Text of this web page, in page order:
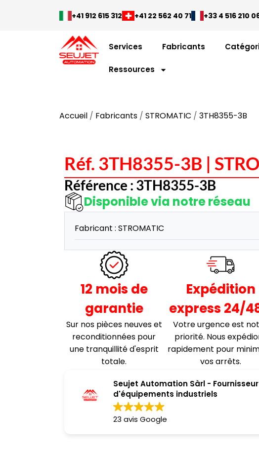
+41 912 615 312 +41 22 562 40 71 +33 4 516 210
Services Fabricants
Ressources
Accueil / Fabricants / STROMATIC / 3TH8355-3B
Réf. 3TH8355-3B |
Référence : 3TH8355-3B
Disponible via notre réseau
Fabricant : STROMATIC
12 mois de
garantie
Sur nos pièces neuves et
reconditionnées pour
une tranquillité d'esprit
totale.
Expédition
express 24/
Votre urgence est
priorité. Nous
rapidement pour
vos arrêts.
Seujet Automation Sàrl - Fournisseur
d'équipements industriels
23 avis Google